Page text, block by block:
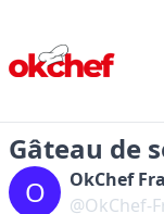
Gâteau de
O
OkChef
@OkChef-